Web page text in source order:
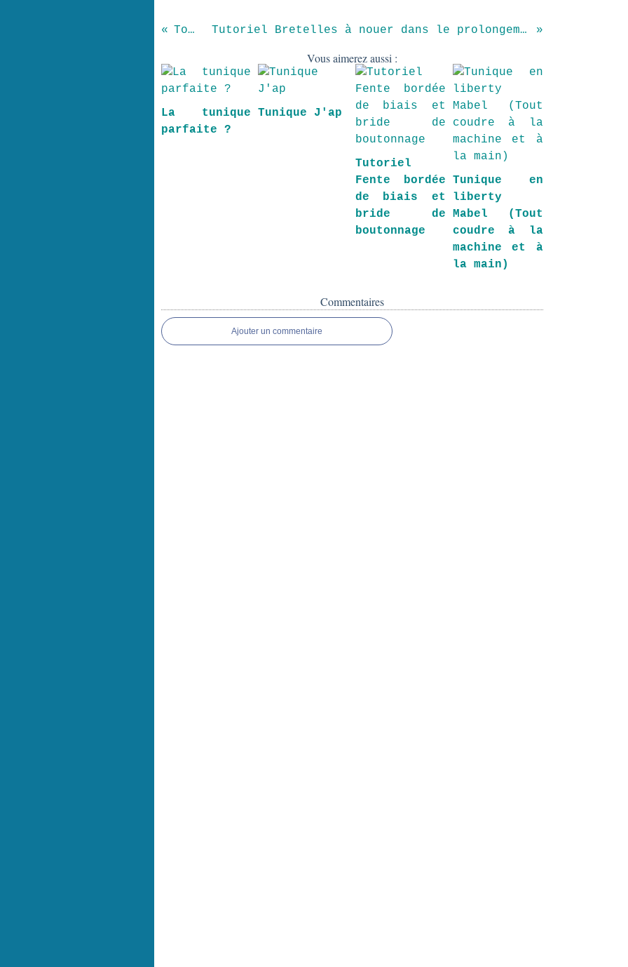
Top 06 Tutoriel Bretelles à nouer dans le prolongement de l'emmanchure
Vous aimerez aussi :
La tunique
parfaite ?
Tunique J'ap
Tutoriel
Fente bordée
de biais et
bride de
boutonnage
Tunique en
liberty
Mabel (Tout
coudre à la
machine et à
la main)
Commentaires
Ajouter un commentaire